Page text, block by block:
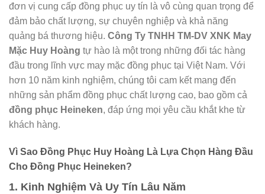
đơn vị cung cấp đồng phục uy tín là vô cùng quan trọng để
đảm bảo chất lượng, sự chuyên nghiệp và khả năng
quảng bá thương hiệu. Công Ty TNHH TM-DV XNK May
Mặc Huy Hoàng tự hào là một trong những đối tác hàng
đầu trong lĩnh vực may mặc đồng phục tại Việt Nam. Với
hơn 10 năm kinh nghiệm, chúng tôi cam kết mang đến
những sản phẩm đồng phục chất lượng cao, bao gồm cả
đồng phục Heineken, đáp ứng mọi yêu cầu khắt khe từ
khách hàng.
Vì Sao Đồng Phục Huy Hoàng Là Lựa Chọn Hàng Đầu
Cho Đồng Phục Heineken?
1. Kinh Nghiệm Và Uy Tín Lâu Năm